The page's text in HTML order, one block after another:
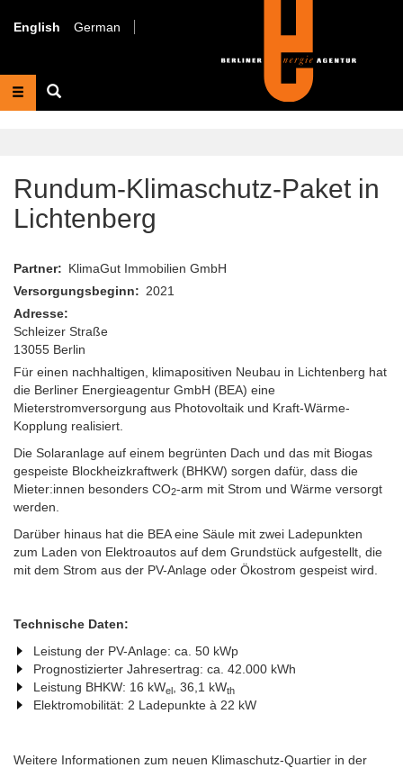
Suche
English German
Rundum-Klimaschutz-Paket in
Lichtenberg
Partner
KlimaGut Immobilien GmbH
Versorgungsbeginn
2021
Adresse
Schleizer Straße
13055 Berlin
Für einen nachhaltigen, klimapositiven Neubau in Lichtenberg hat
die Berliner Energieagentur GmbH (BEA) eine
Mieterstromversorgung aus Photovoltaik und Kraft-Wärme-
Kopplung realisiert.
Die Solaranlage auf einem begrünten Dach und das mit Biogas
gespeiste Blockheizkraftwerk (BHKW) sorgen dafür, dass die
Mieter:innen besonders CO2-arm mit Strom und Wärme versorgt
werden.
Darüber hinaus hat die BEA eine Säule mit zwei Ladepunkten
zum Laden von Elektroautos auf dem Grundstück aufgestellt, die
mit dem Strom aus der PV-Anlage oder Ökostrom gespeist wird.
Technische Daten:
Leistung der PV-Anlage: ca. 50 kWp
Prognostizierter Jahresertrag: ca. 42.000 kWh
Leistung BHKW: 16 kWel, 36,1 kWth
Elektromobilität: 2 Ladepunkte à 22 kW
Weitere Informationen zum neuen Klimaschutz-Quartier in der